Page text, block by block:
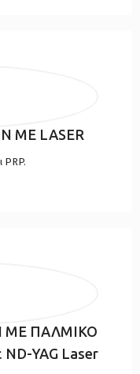
ΜΕ LASER
PRP.
ΜΕ ΠΑΛΜΙΚΟ
YAG Laser